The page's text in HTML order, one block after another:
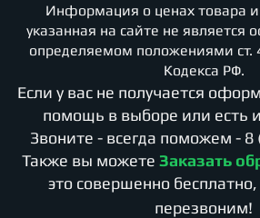
Информация о ценах товара
указанная на сайте не является
определяемом положениями ст.
Кодекса РФ.
Если у вас не получается
помощь в выборе или есть
Звоните - всегда поможем - 8
Также вы можете Заказать
это совершенно
перезвоним!